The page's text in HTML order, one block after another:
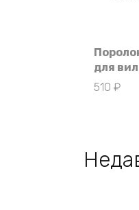
для
510 ₽